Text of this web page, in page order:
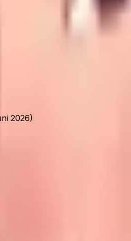
2026)